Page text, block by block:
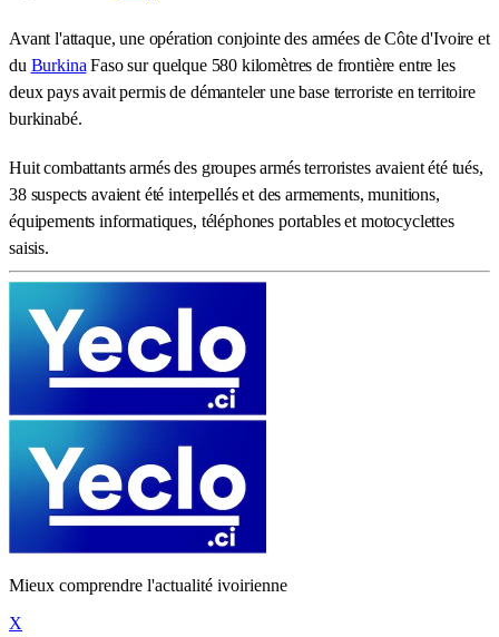
Avant l'attaque, une opération conjointe des armées de Côte d'Ivoire et
du Burkina Faso sur quelque 580 kilomètres de frontière entre les
deux pays avait permis de démanteler une base terroriste en territoire
burkinabé.
Huit combattants armés des groupes armés terroristes avaient été tués,
38 suspects avaient été interpellés et des armements, munitions,
équipements informatiques, téléphones portables et motocyclettes
saisis.
Mieux comprendre l'actualité ivoirienne
X